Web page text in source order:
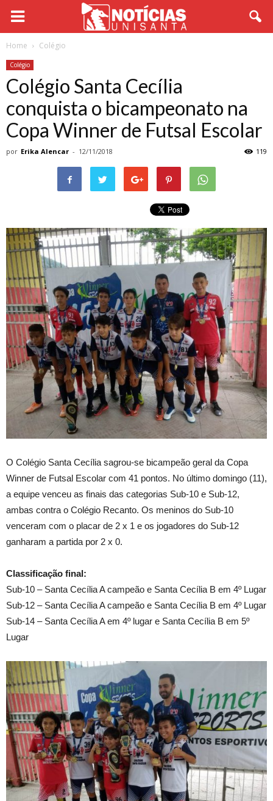
Home Colégio
Colégio
Colégio Santa Cecília
conquista o bicampeonato na
Copa Winner de Futsal Escolar
por Erika Alencar - 12/11/2018 119
O Colégio Santa Cecília sagrou-se bicampeão geral da Copa
Winner de Futsal Escolar com 41 pontos. No último domingo (11),
a equipe venceu as finais das categorias Sub-10 e Sub-12,
ambas contra o Colégio Recanto. Os meninos do Sub-10
venceram com o placar de 2 x 1 e os jogadores do Sub-12
ganharam a partida por 2 x 0.
Classificação final:
Sub-10 – Santa Cecília A campeão e Santa Cecília B em 4º Lugar
Sub-12 – Santa Cecília A campeão e Santa Cecília B em 4º Lugar
Sub-14 – Santa Cecília A em 4º lugar e Santa Cecília B em 5º
Lugar